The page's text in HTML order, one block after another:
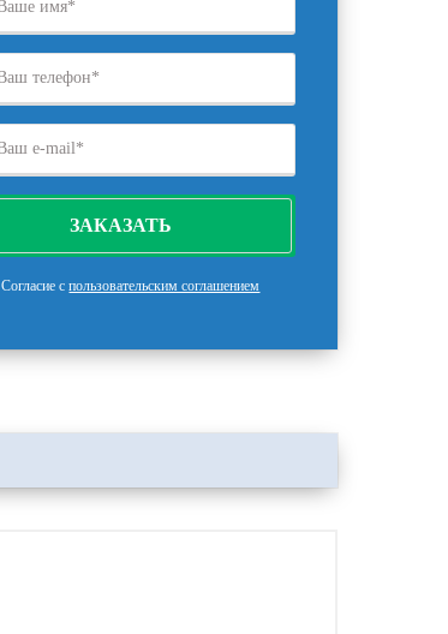
ЗАКАЗАТЬ
Согласие спользовательским соглашением